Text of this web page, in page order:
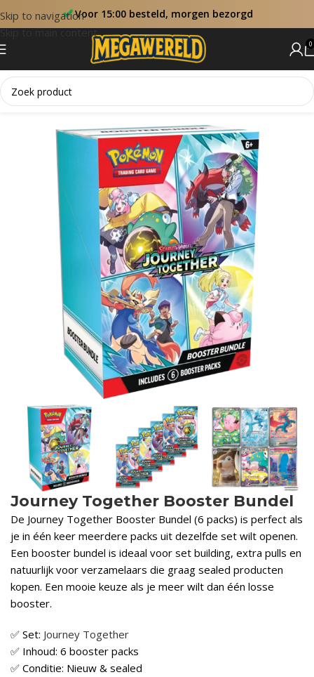
Skip to navigation
Skip to main content
Voor 15:00 besteld, morgen bezorgd
0
Home Booster Bundels
Journey Together Booster Bundel
De Journey Together Booster Bundel (6 packs) is perfect als
je in één keer meerdere packs uit dezelfde set wilt openen.
Een booster bundel is ideaal voor set building, extra pulls en
natuurlijk voor verzamelaars die graag sealed producten
kopen. Een mooie keuze als je meer wilt dan één losse
booster.
✅ Set: Journey Together
✅ Inhoud: 6 booster packs
✅ Conditie: Nieuw & sealed